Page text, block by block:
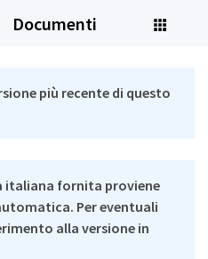
Documenti
più recente di questo
italiana fornita proviene
Per eventuali
alla versione in